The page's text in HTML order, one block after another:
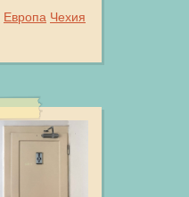
Европа Чехия